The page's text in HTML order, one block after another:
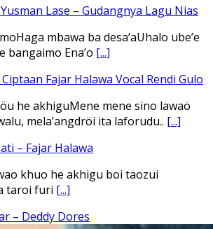
Lase – Gudangnya Lagu Nias